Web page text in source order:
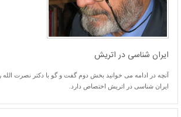
ایران شناسی در اتریش
آنچه در ادامه می خوانید بخش دوم گفت و گو با دکتر نصرت
ایران شناسی در اتریش اختصاص دارد.